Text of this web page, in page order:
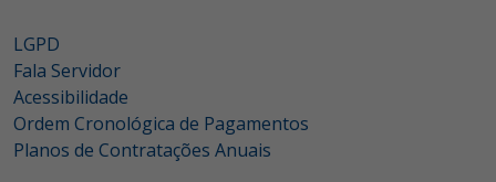
LGPD
Fala Servidor
Acessibilidade
Ordem Cronológica de Pagamentos
Planos de Contratações Anuais